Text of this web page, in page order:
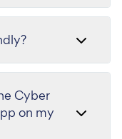
Cyber
on my